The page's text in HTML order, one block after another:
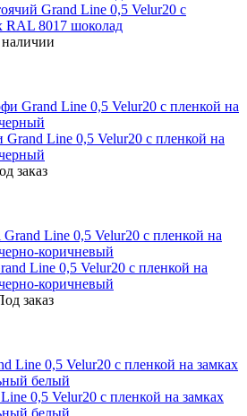
Grand Line 0,5 Velur20 с
RAL 8017 шоколад
Line 0,5 Velur20 с пленкой на
заказ
Line 0,5 Velur20 с пленкой на
коричневый
заказ
0,5 Velur20 с пленкой на замках